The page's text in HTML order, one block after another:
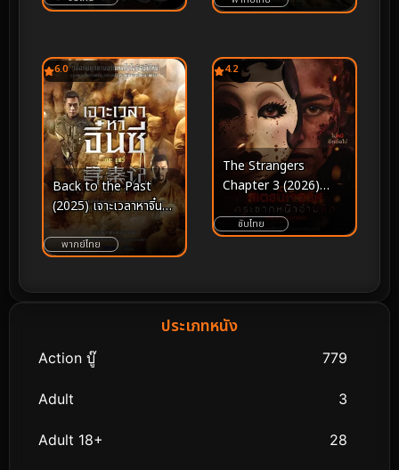
6.0
Back to the Past
(2025) เจาะเวลาหาจิ๋นซี
เดอะมูฟวี่
พากย์ไทย
4.2
The Strangers
Chapter 3 (2026)
กระชากหน้าอำมหิต
ซับไทย
ประเภทหนัง
Action บู๊ 779
Adult 3
Adult 18+ 28